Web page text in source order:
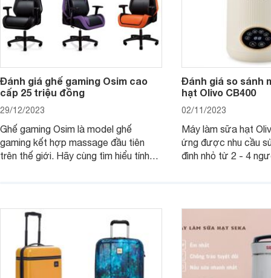
Đánh giá ghế gaming Osim cao
cấp 25 triệu đồng
29/12/2023
Ghế gaming Osim là model ghế
gaming kết hợp massage đầu tiên
trên thế giới. Hãy cùng tìm hiểu tính
Đánh giá so sánh
hạt Olivo CB400
02/11/2023
Máy làm sữa hạt
ứng được nhu cầu
đình nhỏ từ 2 - 4